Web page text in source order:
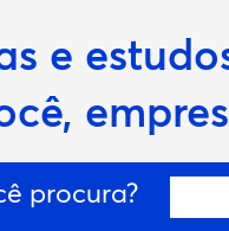
e
procura?